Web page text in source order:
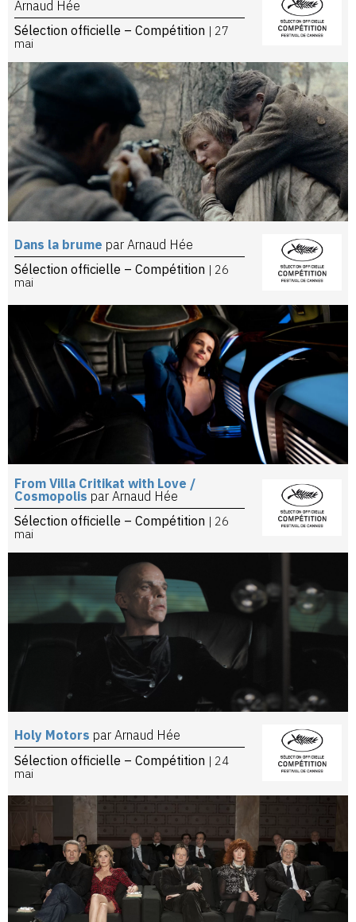
Arnaud Hée
Sélection officielle – Compétition | 27
mai
Dans la brume par Arnaud Hée
Sélection officielle – Compétition | 26
mai
From Villa Critikat with Love /
Cosmopolis par Arnaud Hée
Sélection officielle – Compétition | 26
mai
Holy Motors par Arnaud Hée
Sélection officielle – Compétition | 24
mai